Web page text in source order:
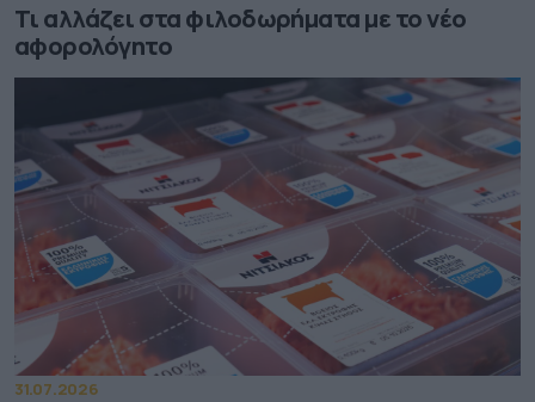
Τι αλλάζει στα φιλοδωρήματα με το νέο
αφορολόγητο
31.07.2026